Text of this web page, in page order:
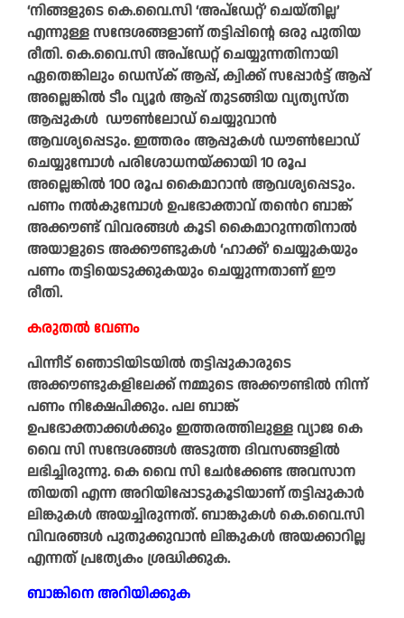
‘നിങ്ങളുടെ കെ.വൈ.സി ‘അപ്ഡേറ്റ്’ ചെയ്തില്ല’
എന്നുള്ള സന്ദേശങ്ങളാണ് തട്ടിപ്പിന്റെ ഒരു പുതിയ
രീതി. കെ.വൈ.സി അപ്ഡേറ്റ് ചെയ്യുന്നതിനായി
ഏതെങ്കിലും ഡെസ്ക് ആപ്പ്, ക്വിക്ക് സപ്പോർട്ട് ആപ്പ്
അല്ലെങ്കിൽ ടീം വ്യൂർ ആപ്പ് തുടങ്ങിയ വ്യത്യസ്ത
ആപ്പുകൾ ഡൗൺലോഡ് ചെയ്യുവാൻ
ആവശ്യപ്പെടും. ഇത്തരം ആപ്പുകൾ ഡൗൺലോഡ്
ചെയ്യുമ്പോൾ പരിശോധനയ്ക്കായി 10 രൂപ
അല്ലെങ്കിൽ 100 രൂപ കൈമാറാൻ ആവശ്യപ്പെടും.
പണം നൽകുമ്പോൾ ഉപഭോക്താവ് തൻെറ ബാങ്ക്
അക്കൗണ്ട് വിവരങ്ങൾ കൂടി കൈമാറുന്നതിനാൽ
അയാളുടെ അക്കൗണ്ടുകൾ ‘ഹാക്ക്’ ചെയ്യുകയും
പണം തട്ടിയെടുക്കുകയും ചെയ്യുന്നതാണ് ഈ
രീതി.
കരുതൽ വേണം
പിന്നീട് ഞൊടിയിടയിൽ തട്ടിപ്പുകാരുടെ
അക്കൗണ്ടുകളിലേക്ക് നമ്മുടെ അക്കൗണ്ടിൽ നിന്ന്
പണം നിക്ഷേപിക്കും. പല ബാങ്ക്
ഉപഭോക്താക്കൾക്കും ഇത്തരത്തിലുള്ള വ്യാജ കെ
വൈ സി സന്ദേശങ്ങൾ അടുത്ത ദിവസങ്ങളിൽ
ലഭിച്ചിരുന്നു. കെ വൈ സി ചേർക്കേണ്ട അവസാന
തിയതി എന്ന അറിയിപ്പോടുകൂടിയാണ് തട്ടിപ്പുകാർ
ലിങ്കുകൾ അയച്ചിരുന്നത്. ബാങ്കുകൾ കെ.വൈ.സി
വിവരങ്ങൾ പുതുക്കുവാൻ ലിങ്കുകൾ അയക്കാറില്ല
എന്നത് പ്രത്യേകം ശ്രദ്ധിക്കുക.
ബാങ്കിനെ അറിയിക്കുക